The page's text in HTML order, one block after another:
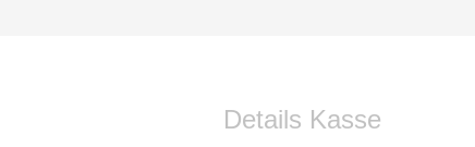
Details Kasse